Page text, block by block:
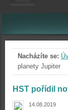
Nacházíte se:
planety Jupiter
HST pořídil
14.08.2019